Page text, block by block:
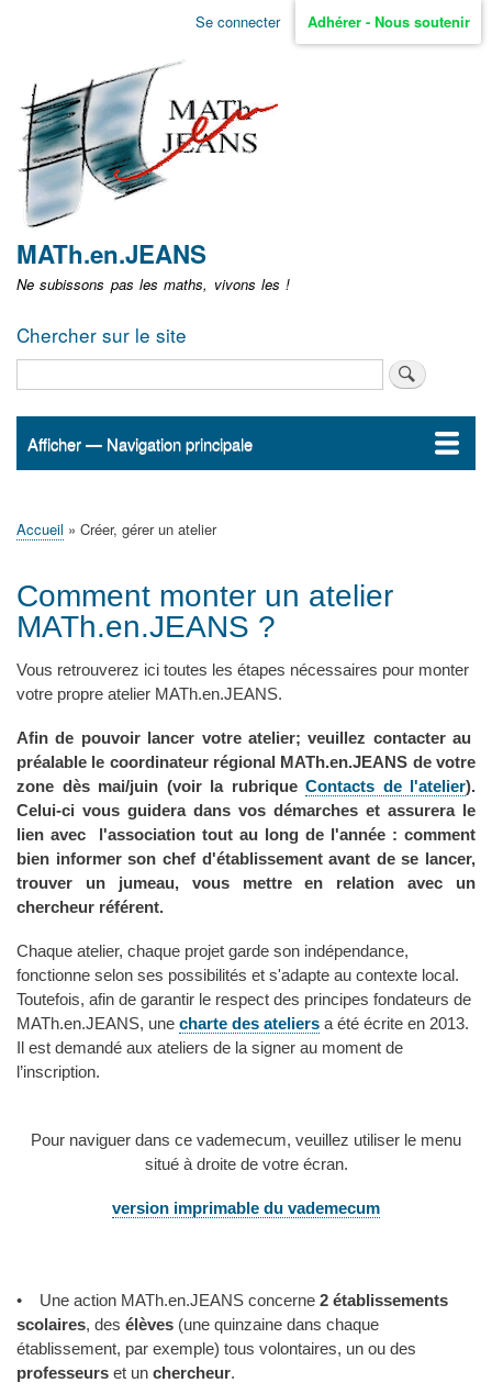
Aller
non
identifié
Se connecter Adhérer - Nous soutenir
MATh.en.JEANS
Ne subissons pas les maths, vivons les !
Chercher sur le site
Navigation
Afficher — Navigation principale
Accueil
Actualités
MATh.en.JEANS ?
Régions et Ateliers
Créer, gérer un atelier
Sujets/Publications
Congrès
d'Ariane
Accueil Créer, gérer un atelier
Comment monter un atelier
MATh.en.JEANS ?
Vous retrouverez ici toutes les étapes nécessaires pour monter
votre propre atelier MATh.en.JEANS.
Afin de pouvoir lancer votre atelier; veuillez contacter au
préalable le coordinateur régional MATh.en.JEANS de votre
zone dès mai/juin (voir la rubrique Contacts de l'atelier).
Celui-ci vous guidera dans vos démarches et assurera le
lien avec l'association tout au long de l'année : comment
bien informer son chef d'établissement avant de se lancer,
trouver un jumeau, vous mettre en relation avec un
chercheur référent.
Chaque atelier, chaque projet garde son indépendance,
fonctionne selon ses possibilités et s'adapte au contexte local.
Toutefois, afin de garantir le respect des principes fondateurs de
MATh.en.JEANS, une charte des ateliers a été écrite en 2013.
Il est demandé aux ateliers de la signer au moment de
l’inscription.
Pour naviguer dans ce vademecum, veuillez utiliser le menu
situé à droite de votre écran.
version imprimable du vademecum
• Une action MATh.en.JEANS concerne 2 établissements
scolaires, des élèves (une quinzaine dans chaque
établissement, par exemple) tous volontaires, un ou des
professeurs et un chercheur.